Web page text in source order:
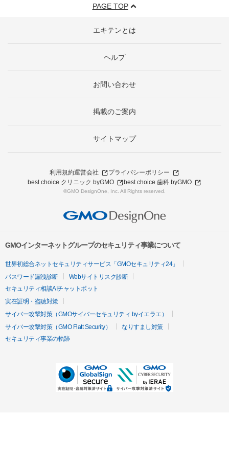
PAGE TOP
エキテンとは
ヘルプ
お問い合わせ
掲載のご案内
サイトマップ
利用規約運営会社
プライバシーポリシー
best choice クリニック byGMO
best choice 歯科 byGMO
©GMO DesignOne, Inc. All Rights reserved.
GMOインターネットグループのセキュリティ事業について
世界初総合ネットセキュリティサービス「GMOセキュリティ24」
パスワード漏洩診断
Webサイトリスク診断
セキュリティ相談AIチャットボット
実在証明・盗聴対策
サイバー攻撃対策（GMOサイバーセキュリティ byイエラエ）
サイバー攻撃対策（GMO Flatt Security）
なりすまし対策
セキュリティ事業の軌跡